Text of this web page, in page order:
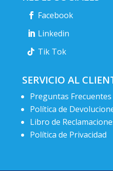
Facebook
Linkedin
Tik Tok
SERVICIO AL
Preguntas Frecuentes
Política de
Libro de
Política de Privacidad